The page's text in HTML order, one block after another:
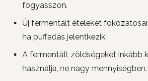
fogyasszon.
Új fermentált ételeket
ha puffadás jelentkezik.
A fermentált zöldségeket inkább
használja, ne nagy mennyiségben.